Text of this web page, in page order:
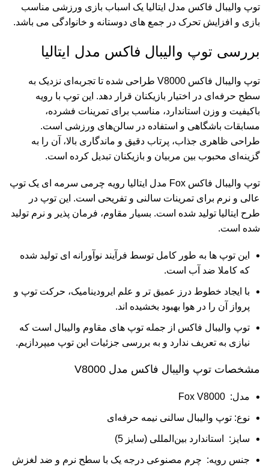
توپ والیبال فاکس مدل ایتالیا یک اسباب بازی ورزشی مناسب
بازی و افزایش تحرک در جمع های دوستانه و خانوادگی می باشد.
بررسی توپ والیبال فاکس مدل ایتالیا
توپ والیبال فاکس V8000 طراحی شده تا تجربه‌ای نزدیک به
سطح حرفه‌ای در اختیار بازیکنان قرار دهد. این توپ با رویه
باکیفیت و وزن استاندارد، مناسب برای تمرینات فشرده،
مسابقات باشگاهی و استفاده در سالن‌های ورزشی است.
طراحی ظاهری جذاب، پرتاب دقیق و ماندگاری بالا، آن را به
گزینه‌ای محبوب بین مربیان و بازیکنان تبدیل کرده است.
توپ والیبال فاکس Fox مدل ایتالیا رویه چرمی سرمه ای یک توپ
عالی و نرم برای تمرینات سالنی و تفریحی است. این ‌توپ ‌در
‌طرح ‌ایتالیا ‌تولید ‌شده ‌است‌. بسیار ‌مقاوم‌، ‌فرمان ‌پذیر ‌و ‌نرم ‌تولید
‌شده ‌است‌.
این ‌توپ ‌ها ‌به ‌طور‌ ‌کامل ‌توسط ‌فرآیند ‌نوآورانه ‌ای ‌تولید ‌شده
‌که ‌‌کاملا ‌ضد ‌آب ‌است‌.
با ‌ایجاد ‌خطوط ‌درز ‌عمیق ‌تر ‌و ‌علم ‌ایرودینامیک‌، ‌حرکت ‌توپ ‌و
‌پرواز ‌آن ‌را ‌در ‌هوا ‌بهبود ‌بخشیده ‌اند‌.
توپ والیبال فاکس از جمله توپ های مقاوم والیبال است که
نیازی به تعریف ندارد و به بررسی جزئیات این توپ میپردازیم.
مشخصات توپ والیبال فاکس مدل V8000
مدل: Fox V8000
نوع: توپ والیبال سالنی نیمه حرفه‌ای
سایز: استاندارد بین‌المللی (سایز 5)
جنس رویه: چرم مصنوعی درجه یک با سطح نرم و ضد لغزش